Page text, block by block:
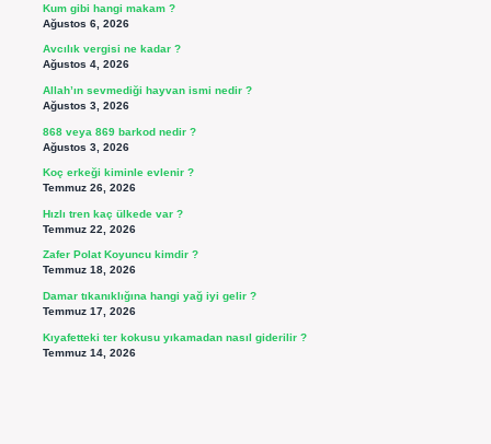
Kum gibi hangi makam ?
Ağustos 6, 2026
Avcılık vergisi ne kadar ?
Ağustos 4, 2026
Allah’ın sevmediği hayvan ismi nedir ?
Ağustos 3, 2026
868 veya 869 barkod nedir ?
Ağustos 3, 2026
Koç erkeği kiminle evlenir ?
Temmuz 26, 2026
Hızlı tren kaç ülkede var ?
Temmuz 22, 2026
Zafer Polat Koyuncu kimdir ?
Temmuz 18, 2026
Damar tıkanıklığına hangi yağ iyi gelir ?
Temmuz 17, 2026
Kıyafetteki ter kokusu yıkamadan nasıl giderilir ?
Temmuz 14, 2026